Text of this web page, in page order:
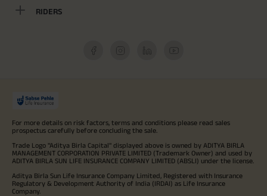
RIDERS
For more details on risk factors, terms and conditions please read sales
prospectus carefully before concluding the sale.
Trade Logo "Aditya Birla Capital" displayed above is owned by ADITYA BIRLA
MANAGEMENT CORPORATION PRIVATE LIMITED (Trademark Owner) and used by
ADITYA BIRLA SUN LIFE INSURANCE COMPANY LIMITED (ABSLI) under the license.
Aditya Birla Sun Life Insurance Company Limited, Registered with Insurance
Regulatory & Development Authority of India (IRDAI) as Life Insurance
Company.